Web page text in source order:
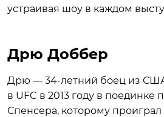
устраивая шоу в каждом
Дрю Доббер
Дрю — 34-летний боец из
в UFC в 2013 году в поединке
Спенсера, которому